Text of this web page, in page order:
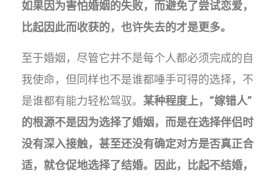
如果因为害怕婚姻的失败，而避免了尝试恋爱，
比起因此而收获的，也许失去的才是更多。
至于婚姻，尽管它并不是每个人都必须完成的自
我使命，但同样也不是谁都唾手可得的选择，不
是谁都有能力轻松驾驭。 某种程度上，“嫁错人”
的根源不是因为选择了婚姻，而是在选择伴侣时
没有深入接触，甚至还没有确定对方是否真正合
适，就仓促地选择了结婚。因此，比起不结婚，